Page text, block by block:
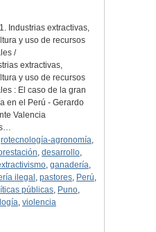
Industrias extractivas,
y uso de recursos
/
extractivas,
y uso de recursos
: El caso de la gran
en el Perú - Gerardo
Valencia
agronomía,
, desarrollo,
, ganadería,
ilegal , pastores, Perú,
públicas, Puno,
, violencia